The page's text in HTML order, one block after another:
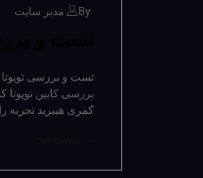
By مدیر سایت
بررسی کابین
کمری هیبرید تجربه